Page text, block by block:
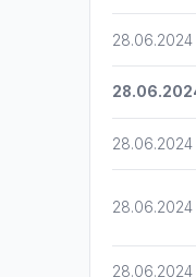
28.06.2024
28.06.2024
28.06.2024
28.06.2024